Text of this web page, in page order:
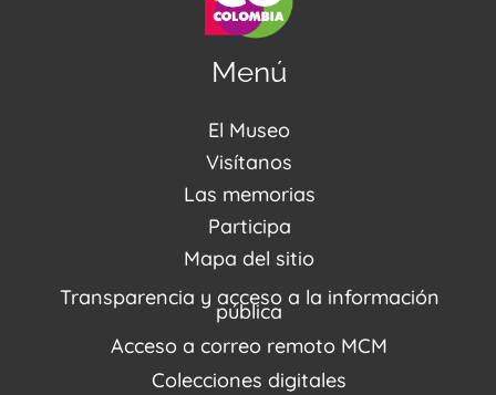
Menú
El Museo
Acerca de nosotros
Noticias
PQRSDF
Visítanos
Visítanos
Reserva tus espacios
Agenda / Programación
Recorridos Virtuales
Las memorias
Centro de Recursos
Repositorio (MUSEO / CASA / MEMORIA)
Narrativas del conflicto
Proyectos
Enlaces de memorias
Fondo Editorial
Participa
Estímulos
Mapa del sitio
Transparencia y acceso a la información
pública
Acceso a correo remoto MCM
Colecciones digitales